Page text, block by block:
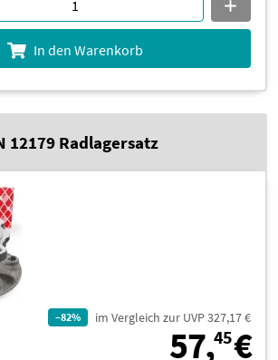
In den Warenkorb
12179 Radlagersatz
–82% im Vergleich zur UVP 327,17 €
57,45€